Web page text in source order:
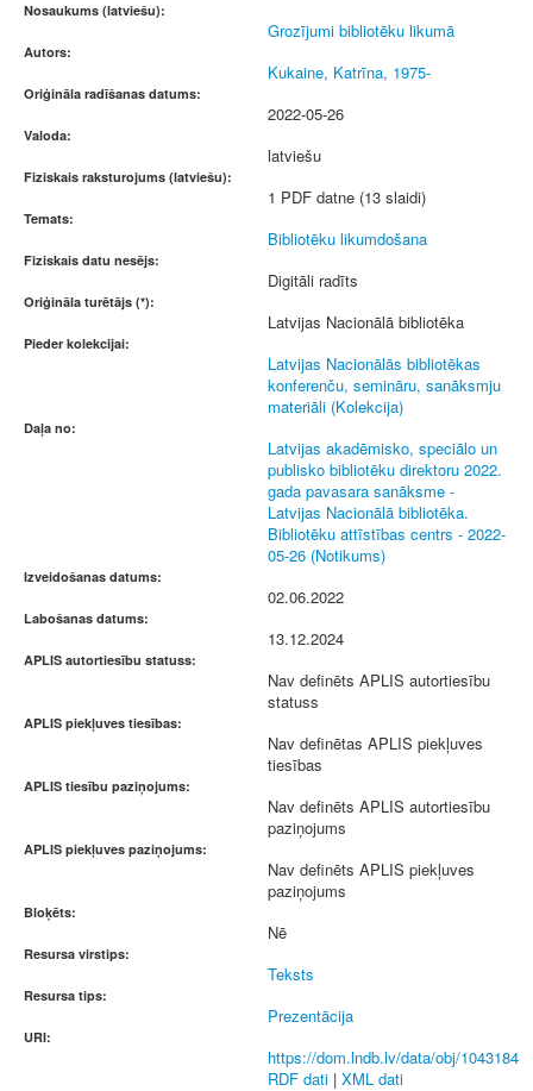
Nosaukums (latviešu):
Grozījumi bibliotēku likumā
Autors:
Kukaine, Katrīna, 1975-
Oriģināla radīšanas datums:
2022-05-26
Valoda:
latviešu
Fiziskais raksturojums (latviešu):
1 PDF datne (13 slaidi)
Temats:
Bibliotēku likumdošana
Fiziskais datu nesējs:
Digitāli radīts
Oriģināla turētājs (*):
Latvijas Nacionālā bibliotēka
Pieder kolekcijai:
Latvijas Nacionālās bibliotēkas
konferenču, semināru, sanāksmju
materiāli (Kolekcija)
Daļa no:
Latvijas akadēmisko, speciālo un
publisko bibliotēku direktoru 2022.
gada pavasara sanāksme -
Latvijas Nacionālā bibliotēka.
Bibliotēku attīstības centrs - 2022-
05-26 (Notikums)
Izveidošanas datums:
02.06.2022
Labošanas datums:
13.12.2024
APLIS autortiesību statuss:
Nav definēts APLIS autortiesību
statuss
APLIS piekļuves tiesības:
Nav definētas APLIS piekļuves
tiesības
APLIS tiesību paziņojums:
Nav definēts APLIS autortiesību
paziņojums
APLIS piekļuves paziņojums:
Nav definēts APLIS piekļuves
paziņojums
Bloķēts:
Nē
Resursa virstips:
Teksts
Resursa tips:
Prezentācija
URI:
https://dom.lndb.lv/data/obj/1043184
RDF dati | XML dati